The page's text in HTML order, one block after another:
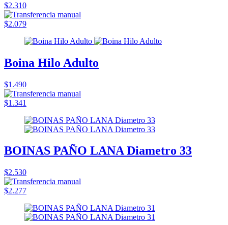
$2.310
$2.079
Boina Hilo Adulto
$1.490
$1.341
BOINAS PAÑO LANA Diametro 33
$2.530
$2.277